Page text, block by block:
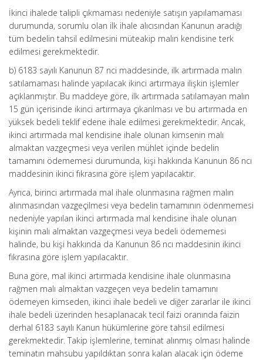
İkinci ihalede talipli çıkmaması nedeniyle satışın yapılamaması
durumunda, sorumlu olan ilk ihale alıcısından Kanunun aradığı
tüm bedelin tahsil edilmesini müteakip malın kendisine terk
edilmesi gerekmektedir.
b) 6183 sayılı Kanunun 87 nci maddesinde, ilk artırmada malın
satılamaması halinde yapılacak ikinci artırmaya ilişkin işlemler
açıklanmıştır. Bu maddeye göre, ilk artırmada satılamayan malın
15 gün içerisinde ikinci artırmaya çıkarılması ve bu artırmada en
yüksek bedeli teklif edene ihale edilmesi gerekmektedir. Ancak,
ikinci artırmada mal kendisine ihale olunan kimsenin malı
almaktan vazgeçmesi veya verilen mühlet içinde bedelin
tamamını ödememesi durumunda, kişi hakkında Kanunun 86 ncı
maddesinin ikinci fıkrasına göre işlem yapılacaktır.
Ayrıca, birinci artırmada mal ihale olunmasına rağmen malın
alınmasından vazgeçilmesi veya bedelin tamamının ödenmemesi
nedeniyle yapılan ikinci artırmada mal kendisine ihale olunan
kişinin malı almaktan vazgeçmesi veya bedeli ödememesi
halinde, bu kişi hakkında da Kanunun 86 ncı maddesinin ikinci
fıkrasına göre işlem yapılacaktır.
Buna göre, mal ikinci artırmada kendisine ihale olunmasına
rağmen malı almaktan vazgeçen veya bedelin tamamını
ödemeyen kimseden, ikinci ihale bedeli ve diğer zararlar ile ikinci
ihale bedeli üzerinden hesaplanacak tecil faizi oranında faizin
derhal 6183 sayılı Kanun hükümlerine göre tahsil edilmesi
gerekmektedir. Takip işlemlerine, teminat alınmış olması halinde
teminatın mahsubu yapıldıktan sonra kalan alacak için ödeme